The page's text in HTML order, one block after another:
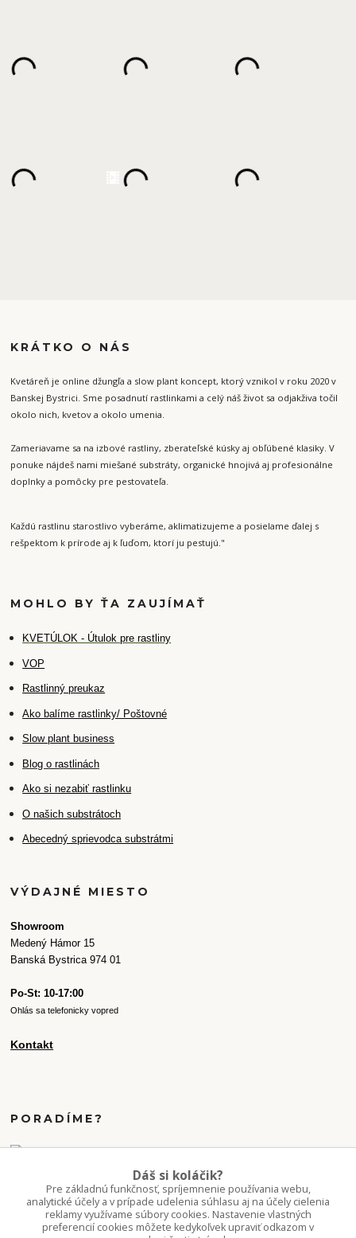
KRÁTKO O NÁS
Kvetáreň je online džungľa a slow plant koncept, ktorý vznikol v roku 2020 v
Banskej Bystrici. Sme posadnutí rastlinkami a celý náš život sa odjakživa točil
okolo nich, kvetov a okolo umenia.
Zameriavame sa na izbové rastliny, zberateľské kúsky aj obľúbené klasiky. V
ponuke nájdeš nami miešané substráty, organické hnojivá aj profesionálne
doplnky a pomôcky pre pestovateľa.
Každú rastlinu starostlivo vyberáme, aklimatizujeme a posielame ďalej s
rešpektom k prírode aj k ľuďom, ktorí ju pestujú."
MOHLO BY ŤA ZAUJÍMAŤ
KVETÚLOK - Útulok pre rastliny
VOP
Rastlinný preukaz
Ako balíme rastlinky/ Poštovné
Slow plant business
Blog o rastlinách
Ako si nezabiť rastlinku
O našich substrátoch
Abecedný sprievodca substrátmi
VÝDAJNÉ MIESTO
Showroom
Medený Hámor 15
Banská Bystrica 974 01
Po-St: 10-17:00
Ohlás sa telefonicky vopred
Kontakt
PORADÍME?
Po-Pi 10-16:00
info.kvetaren@gmail.com
Dáš si koláčik?
Pre základnú funkčnosť, spríjemnenie používania webu,
analytické účely a v prípade udelenia súhlasu aj na účely cielenia
reklamy využívame súbory cookies. Nastavenie vlastných
preferencií cookies môžete kedykoľvek upraviť odkazom v